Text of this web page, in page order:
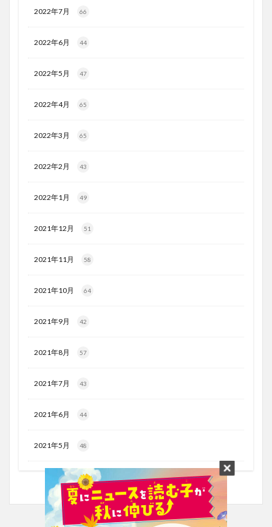
2022年7月 66
2022年6月 44
2022年5月 47
2022年4月 65
2022年3月 65
2022年2月 43
2022年1月 49
2021年12月 51
2021年11月 58
2021年10月 64
2021年9月 42
2021年8月 57
2021年7月 43
2021年6月 44
2021年5月 48